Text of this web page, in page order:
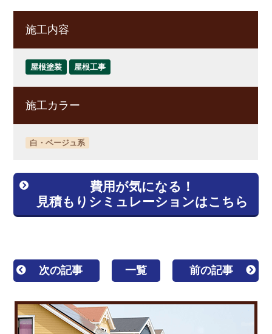
施工内容
屋根塗装 屋根工事
施工カラー
白・ベージュ系
費用が気になる！
見積もりシミュレーションはこちら
次の記事 一覧 前の記事